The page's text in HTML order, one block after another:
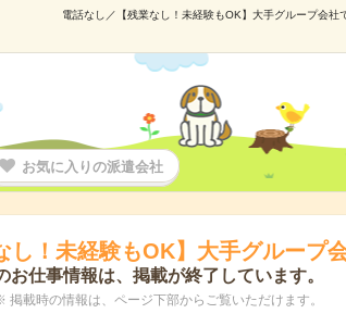
電話なし／【残業なし！未経験もOK】大手グループ会
お気に入りの派遣会社
し！未経験もOK】大手グループ
お仕事情報は、掲載が終了しています。
掲載時の情報は、ページ下部からご覧いただけます。